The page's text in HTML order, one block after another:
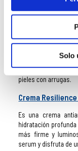
Solo
Serum
sistema capaz de
células de manera
acción tensora
flacidez y redefinir
pieles con arrugas.
Crema
Es una crema
hidratación
más firme y
serum y disfruta de